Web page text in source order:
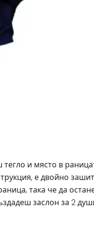
и място в
е двойно
така че да
заслон за 2